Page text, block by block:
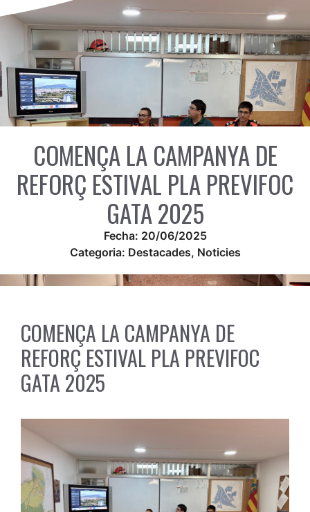
COMENÇA LA CAMPANYA DE
REFORÇ ESTIVAL PLA PREVIFOC
GATA 2025
Fecha: 20/06/2025
Categoria: Destacades, Noticies
COMENÇA LA CAMPANYA DE
REFORÇ ESTIVAL PLA PREVIFOC
GATA 2025